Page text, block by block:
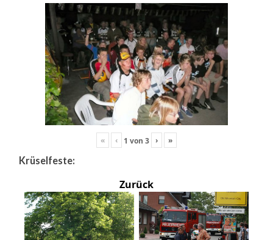
« ‹ 1 von 3 › »
Krüselfeste:
Zurück